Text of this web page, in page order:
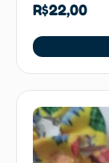
R$22,00